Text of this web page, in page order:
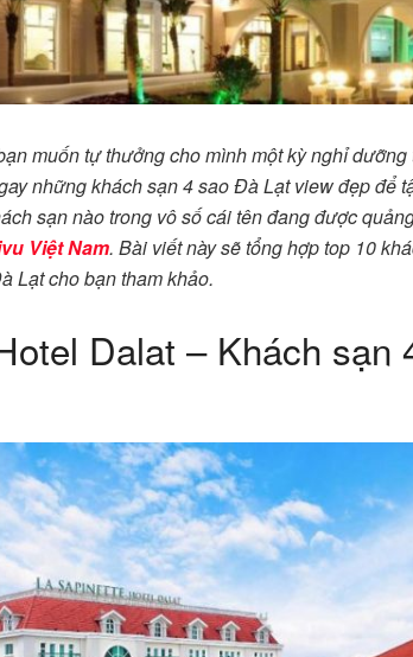
muốn tự thưởng cho mình một kỳ nghỉ
những khách sạn 4 sao Đà Lạt view đẹp để
sạn nào trong vô số cái tên đang được
Việt Nam. Bài viết này sẽ tổng hợp top 10
Lạt cho bạn tham khảo.
Dalat – Khách sạn